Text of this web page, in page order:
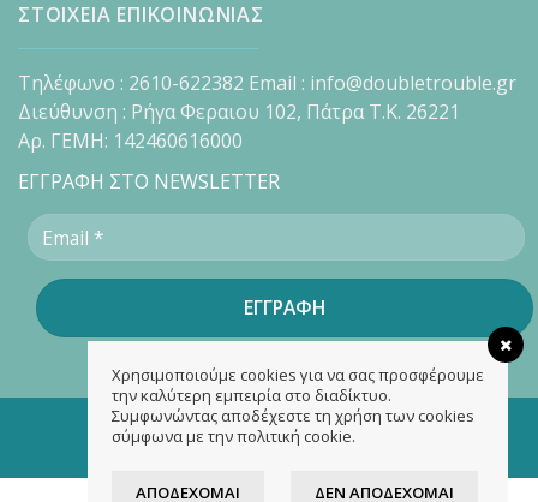
ΣΤΟΙΧΕΙΑ ΕΠΙΚΟΙΝΩΝΙΑΣ
Τηλέφωνο : 2610-622382 Email : info@doubletrouble.gr
Διεύθυνση : Ρήγα Φεραιου 102, Πάτρα Τ.Κ. 26221
Αρ. ΓΕΜΗ: 142460616000
ΕΓΓΡΑΦΗ ΣΤΟ NEWSLETTER
Copyright 2026 ©doubletrouble.gr
Designed & developed by
Χρησιμοποιούμε cookies για να σας προσφέρουμε
την καλύτερη εμπειρία στο διαδίκτυο.
Συμφωνώντας αποδέχεστε τη χρήση των cookies
σύμφωνα με την πολιτική cookie.
ΑΠΟΔΈΧΟΜΑΙ ΔΕΝ ΑΠΟΔΈΧΟΜΑΙ